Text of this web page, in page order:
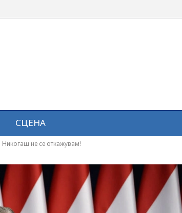
СЦЕНА
не се откажувам!